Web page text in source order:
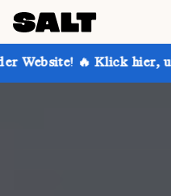
hier, um mehr zu